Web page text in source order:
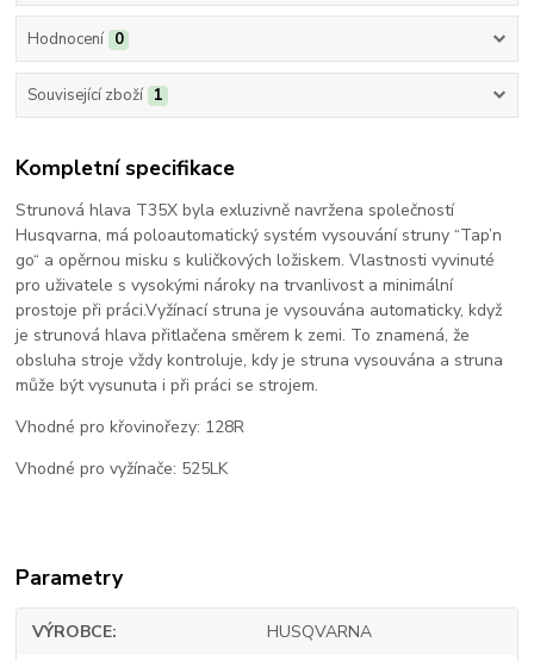
Hodnocení 0
Související zboží 1
Kompletní specifikace
Strunová hlava T35X byla exluzivně navržena společností
Husqvarna, má poloautomatický systém vysouvání struny “Tap’n
go“ a opěrnou misku s kuličkových ložiskem. Vlastnosti vyvinuté
pro uživatele s vysokými nároky na trvanlivost a minimální
prostoje při práci.Vyžínací struna je vysouvána automaticky, když
je strunová hlava přitlačena směrem k zemi. To znamená, že
obsluha stroje vždy kontroluje, kdy je struna vysouvána a struna
může být vysunuta i při práci se strojem.
Vhodné pro křovinořezy: 128R
Vhodné pro vyžínače: 525LK
Parametry
VÝROBCE HUSQVARNA